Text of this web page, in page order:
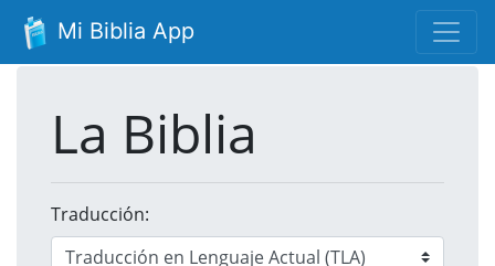
Mi Biblia App
La Biblia
Traducción: